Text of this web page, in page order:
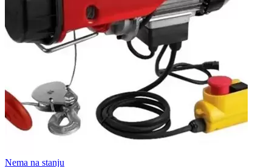
Nema na stanju